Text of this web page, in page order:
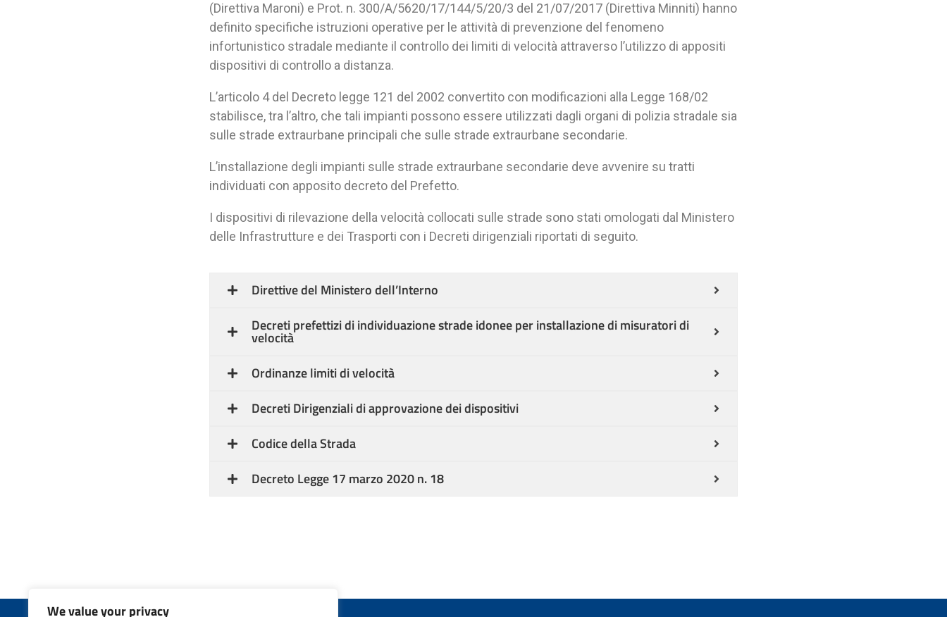
We value your privacy
(Direttiva Maroni) e Prot. n. 300/A/5620/17/144/5/20/3 del 21/07/2017 (Direttiva Minniti) hanno
definito specifiche istruzioni operative per le attività di prevenzione del fenomeno
infortunistico stradale mediante il controllo dei limiti di velocità attraverso l’utilizzo di appositi
dispositivi di controllo a distanza.
L’articolo 4 del Decreto legge 121 del 2002 convertito con modificazioni alla Legge 168/02
stabilisce, tra l’altro, che tali impianti possono essere utilizzati dagli organi di polizia stradale sia
sulle strade extraurbane principali che sulle strade extraurbane secondarie.
L’installazione degli impianti sulle strade extraurbane secondarie deve avvenire su tratti
individuati con apposito decreto del Prefetto.
I dispositivi di rilevazione della velocità collocati sulle strade sono stati omologati dal Ministero
delle Infrastrutture e dei Trasporti con i Decreti dirigenziali riportati di seguito.
Direttive del Ministero dell’Interno
Decreti prefettizi di individuazione strade idonee per installazione di misuratori di
velocità
Ordinanze limiti di velocità
Decreti Dirigenziali di approvazione dei dispositivi
Codice della Strada
Decreto Legge 17 marzo 2020 n. 18